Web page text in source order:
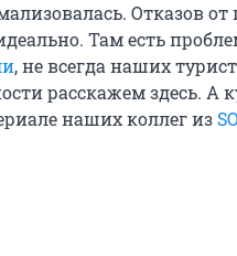
Отказов
Там есть
, не всегда наших
расскажем здесь. А
наших коллег из